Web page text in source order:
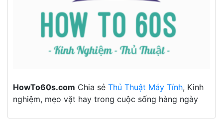
HowTo60s.com Chia sẻ Thủ Thuật Máy Tính, Kinh
nghiệm, mẹo vặt hay trong cuộc sống hàng ngày